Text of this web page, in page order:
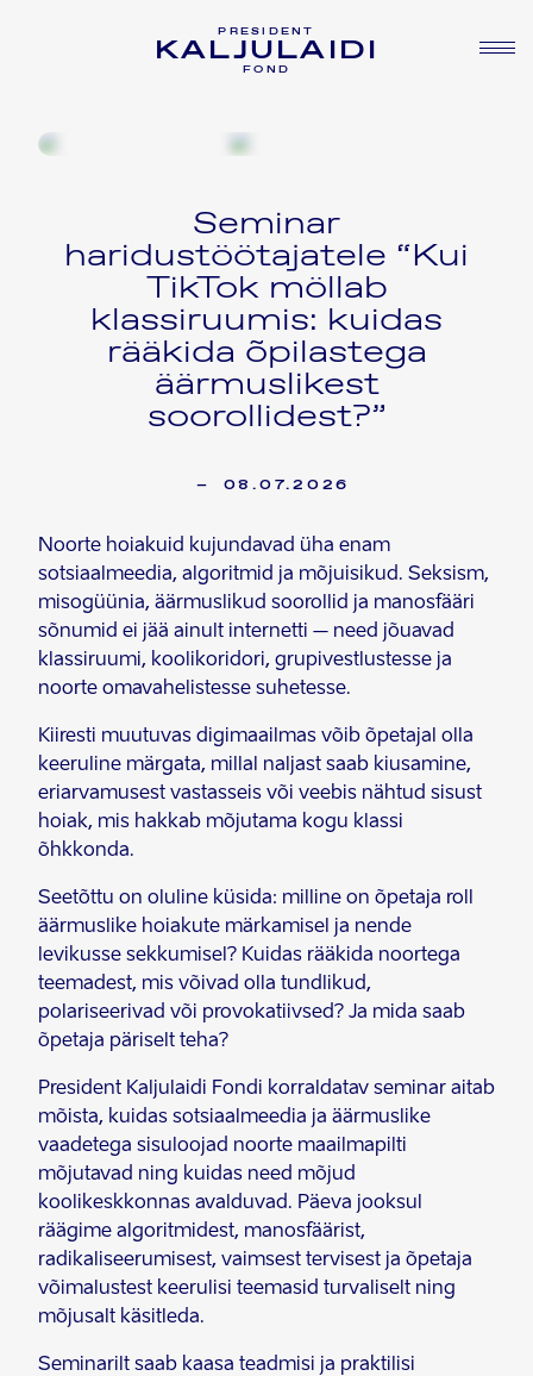
PRESIDENT
KALJULAIDI
FOND
Seminar
haridustöötajatele “Kui
TikTok möllab
klassiruumis: kuidas
rääkida õpilastega
äärmuslikest
soorollidest?”
– 08.07.2026
Noorte hoiakuid kujundavad üha enam
sotsiaalmeedia, algoritmid ja mõjuisikud. Seksism,
misogüünia, äärmuslikud soorollid ja manosfääri
sõnumid ei jää ainult internetti – need jõuavad
klassiruumi, koolikoridori, grupivestlustesse ja
noorte omavahelistesse suhetesse.
Kiiresti muutuvas digimaailmas võib õpetajal olla
keeruline märgata, millal naljast saab kiusamine,
eriarvamusest vastasseis või veebis nähtud sisust
hoiak, mis hakkab mõjutama kogu klassi
õhkkonda.
Seetõttu on oluline küsida: milline on õpetaja roll
äärmuslike hoiakute märkamisel ja nende
levikusse sekkumisel? Kuidas rääkida noortega
teemadest, mis võivad olla tundlikud,
polariseerivad või provokatiivsed? Ja mida saab
õpetaja päriselt teha?
President Kaljulaidi Fondi korraldatav seminar aitab
mõista, kuidas sotsiaalmeedia ja äärmuslike
vaadetega sisuloojad noorte maailmapilti
mõjutavad ning kuidas need mõjud
koolikeskkonnas avalduvad. Päeva jooksul
räägime algoritmidest, manosfäärist,
radikaliseerumisest, vaimsest tervisest ja õpetaja
võimalustest keerulisi teemasid turvaliselt ning
mõjusalt käsitleda.
Seminarilt saab kaasa teadmisi ja praktilisi